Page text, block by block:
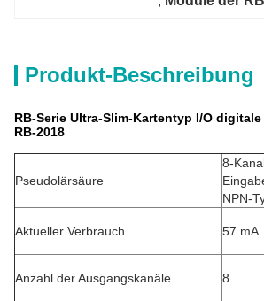
Produkt-Beschreibung
RB-Serie Ultra-Slim-Kartentyp I/O
RB-2018
Pseudolärsäure
8-
NPN-
Aktueller Verbrauch 57 mA
Anzahl der Ausgangskanäle 8